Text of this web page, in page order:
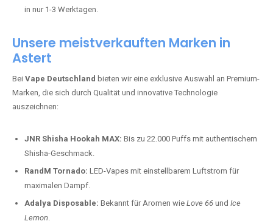
in nur 1-3 Werktagen.
Unsere meistverkauften Marken in
Astert
Bei Vape Deutschland bieten wir eine exklusive Auswahl an Premium-
Marken, die sich durch Qualität und innovative Technologie
auszeichnen:
JNR Shisha Hookah MAX: Bis zu 22.000 Puffs mit authentischem
Shisha-Geschmack.
RandM Tornado: LED-Vapes mit einstellbarem Luftstrom für
maximalen Dampf.
Adalya Disposable: Bekannt für Aromen wie Love 66 und Ice
Lemon.